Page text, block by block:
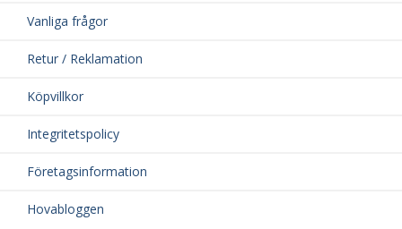
Vanliga frågor
Retur / Reklamation
Köpvillkor
Integritetspolicy
Företagsinformation
Hovabloggen